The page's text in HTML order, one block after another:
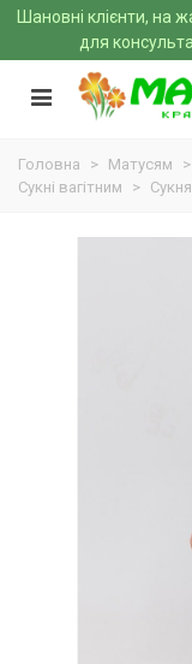
Шановні клієнти, на
для
Головна > Матусям >
Сукні вагітним
>